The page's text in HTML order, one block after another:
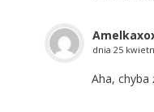
dnia 25
Aha, chyba